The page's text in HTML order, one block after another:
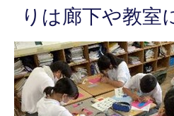
りは廊下や教室